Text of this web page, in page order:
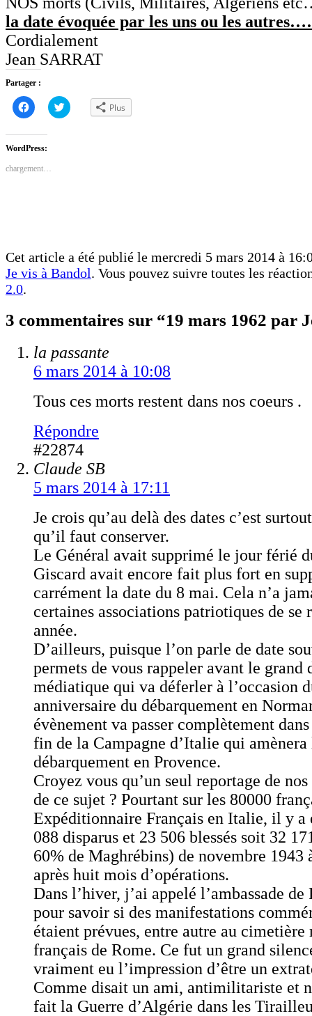
la date évoquée par les uns ou les
Cordialement
Jean SARRAT
Partager :
Cliquez
pour
partager
Facebook(ouvre
dans
une
fenêtre)
Cliquez
pour Plus
WordPress:
chargement…
Cet article a été publié le mercredi 5 mars 2014 à
Je vis à Bandol. Vous pouvez suivre toutes les
2.0.
3 commentaires sur “19 mars 1962 par
la passante
6 mars 2014 à 10:08
Tous ces morts restent dans nos coeurs .
Répondre
#22874
Claude SB
5 mars 2014 à 17:11
Je crois qu’au delà des dates c’est
qu’il faut conserver.
Le Général avait supprimé le jour férié
Giscard avait encore fait plus fort en
carrément la date du 8 mai. Cela n’a
certaines associations patriotiques de
année.
D’ailleurs, puisque l’on parle de date
permets de vous rappeler avant le grand
médiatique qui va déferler à l’occasion
anniversaire du débarquement en
évènement va passer complètement
fin de la Campagne d’Italie qui amènera
débarquement en Provence.
Croyez vous qu’un seul reportage de
de ce sujet ? Pourtant sur les 80000
Expéditionnaire Français en Italie, il y a
088 disparus et 23 506 blessés soit 32
60% de Maghrébins) de novembre
après huit mois d’opérations.
Dans l’hiver, j’ai appelé l’ambassade de
pour savoir si des manifestations
étaient prévues, entre autre au
français de Rome. Ce fut un grand
vraiment eu l’impression d’être un
Comme disait un ami, antimilitariste et
fait la Guerre d’Algérie dans les